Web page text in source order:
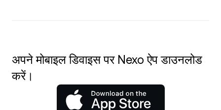
अपने मोबाइल डिवाइस पर Nexo ऐप डाउनलोड
करें।